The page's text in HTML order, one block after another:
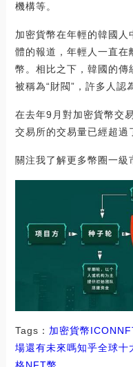
機構等。
加密貨幣在年輕的韓國
體的報道，年輕人一直在
幣。相比之下，韓國的傳
被稱為“財閥”，許多人認
在去年9月對加密貨幣交
交易所的交易量已經超過
關注我了解更多幣圈一級
Tags： 加密貨幣ICON
場還有未來嗎知乎全球十
格NFT幣